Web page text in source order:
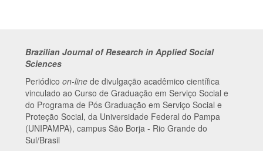
Brazilian Journal of Research in Applied Social
Sciences
Periódico on-line de divulgação acadêmico científica
vinculado ao Curso de Graduação em Serviço Social e
do Programa de Pós Graduação em Serviço Social e
Proteção Social, da Universidade Federal do Pampa
(UNIPAMPA), campus São Borja - Rio Grande do
Sul/Brasil